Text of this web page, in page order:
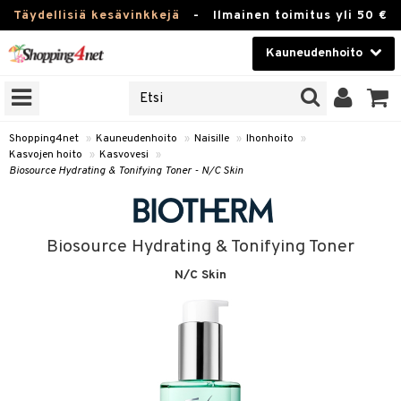
Täydellisiä kesävinkkejä - Ilmainen toimitus yli 50 €
Kauneudenhoito
Kauneudenhoito
Piilolinssit
Luontaistuotteet
Fitness
Shopping4net » Kauneudenhoito » Naisille » Ihonhoito
»
Kasvojen hoito
» Kasvovesi
»
Biosource Hydrating & Tonifying Toner - N/C Skin
Biosource Hydrating & Tonifying Toner
N/C Skin